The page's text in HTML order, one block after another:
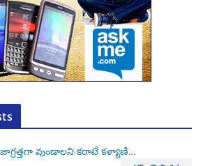
వుండాలని కరాటే కళ్యాణి…